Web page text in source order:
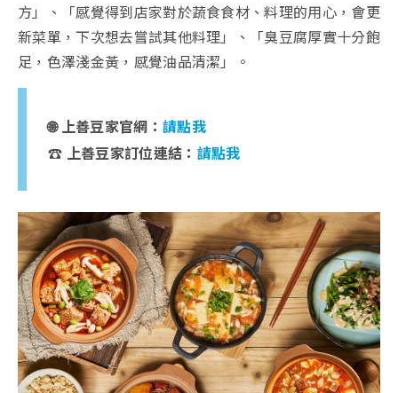
方」、「感覺得到店家對於蔬食食材、料理的用心，會更
新菜單，下次想去嘗試其他料理」、「臭豆腐厚實十分飽
足，色澤淺金黃，感覺油品清潔」。
🌐 上善豆家官網： 請點我
☎️ 上善豆家訂位連結： 請點我